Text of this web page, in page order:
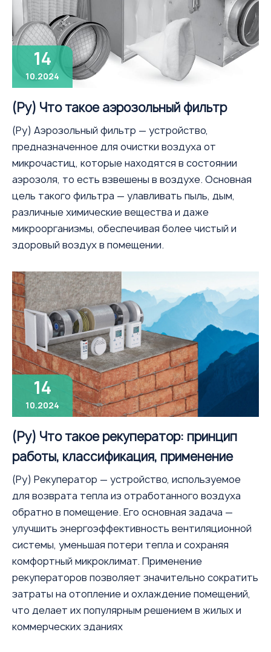
Flame arresters
Ventilation grilles
Noise silensers
Ventilation articles
Filtres
Accessory components
Горнодобывающая отрасль
Прочее оборудование
14
10.2024
(Ру) Что такое аэрозольный фильтр
(Ру) Аэрозольный фильтр — устройство,
предназначенное для очистки воздуха от
микрочастиц, которые находятся в состоянии
аэрозоля, то есть взвешены в воздухе. Основная
цель такого фильтра — улавливать пыль, дым,
различные химические вещества и даже
микроорганизмы, обеспечивая более чистый и
здоровый воздух в помещении.
14
10.2024
(Ру) Что такое рекуператор: принцип
работы, классификация, применение
(Ру) Рекуператор — устройство, используемое
для возврата тепла из отработанного воздуха
обратно в помещение. Его основная задача —
улучшить энергоэффективность вентиляционной
системы, уменьшая потери тепла и сохраняя
комфортный микроклимат. Применение
рекуператоров позволяет значительно сократить
затраты на отопление и охлаждение помещений,
что делает их популярным решением в жилых и
коммерческих зданиях